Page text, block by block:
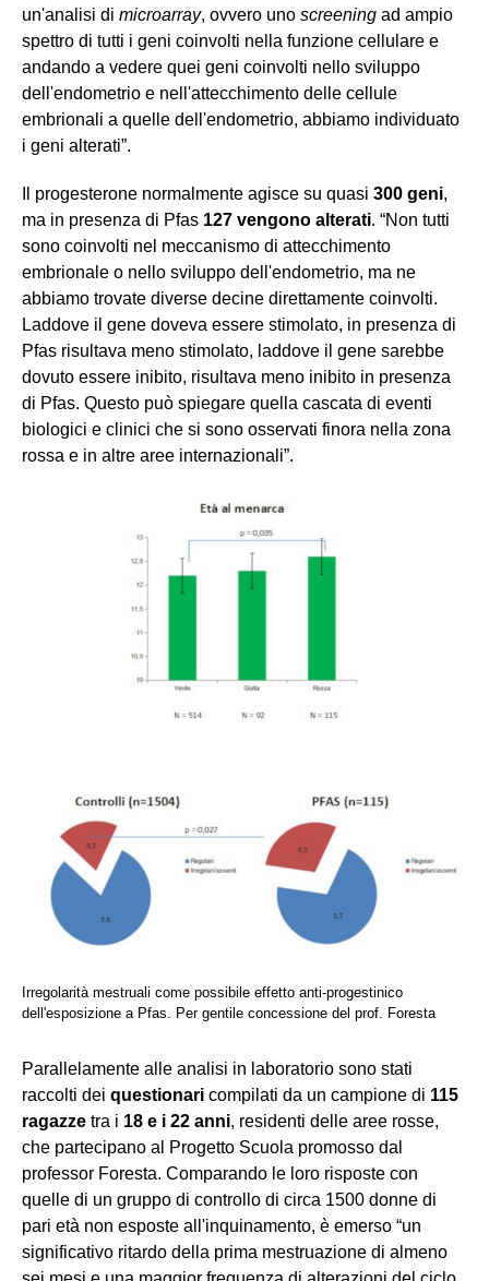
un'analisi di microarray, ovvero uno screening ad ampio
spettro di tutti i geni coinvolti nella funzione cellulare e
andando a vedere quei geni coinvolti nello sviluppo
dell'endometrio e nell'attecchimento delle cellule
embrionali a quelle dell'endometrio, abbiamo individuato
i geni alterati”.
Il progesterone normalmente agisce su quasi 300 geni,
ma in presenza di Pfas 127 vengono alterati. “Non tutti
sono coinvolti nel meccanismo di attecchimento
embrionale o nello sviluppo dell'endometrio, ma ne
abbiamo trovate diverse decine direttamente coinvolti.
Laddove il gene doveva essere stimolato, in presenza di
Pfas risultava meno stimolato, laddove il gene sarebbe
dovuto essere inibito, risultava meno inibito in presenza
di Pfas. Questo può spiegare quella cascata di eventi
biologici e clinici che si sono osservati finora nella zona
rossa e in altre aree internazionali”.
Irregolarità mestruali come possibile effetto anti-progestinico
dell'esposizione a Pfas. Per gentile concessione del prof. Foresta
Parallelamente alle analisi in laboratorio sono stati
raccolti dei questionari compilati da un campione di 115
ragazze tra i 18 e i 22 anni, residenti delle aree rosse,
che partecipano al Progetto Scuola promosso dal
professor Foresta. Comparando le loro risposte con
quelle di un gruppo di controllo di circa 1500 donne di
pari età non esposte a ll'inquinamento, è emerso “un
significativo ritardo della prima mestruazione di almeno